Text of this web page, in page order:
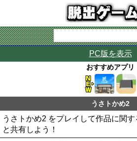
PC版を表示
おすすめアプリ
うさトかめ2
うさトかめ2 をプレイして作品に関
と共有しよう！